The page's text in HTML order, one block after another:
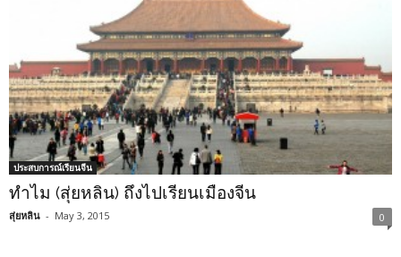
ประสบการณ์เรียนจีน
ทำไม (สุ่ยหลิน) ถึงไปเรียนเมืองจีน
สุ่ยหลิน - May 3, 2015 0